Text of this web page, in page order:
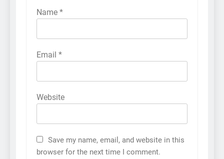
Name *
Email *
Website
Save my name, email, and website in this
browser for the next time I comment.